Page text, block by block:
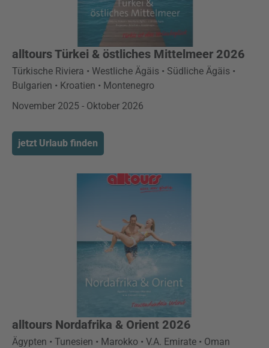
alltours Türkei & östliches Mittelmeer 2026
Türkische Riviera • Westliche Ägäis • Südliche Ägäis •
Bulgarien • Kroatien • Montenegro
November 2025 - Oktober 2026
jetzt Urlaub finden
alltours Nordafrika & Orient 2026
Ägypten • Tunesien • Marokko • V.A. Emirate • Oman